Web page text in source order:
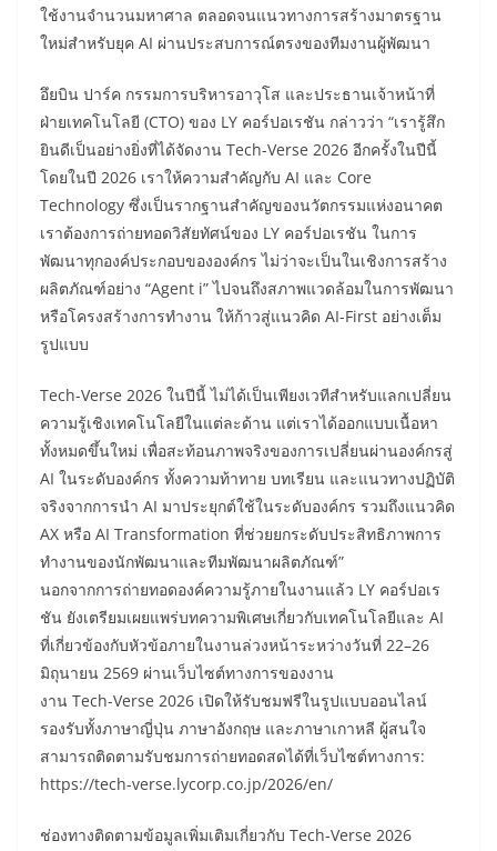
ใช้งานจำนวนมหาศาล ตลอดจนแนวทางการสร้างมาตรฐาน
ใหม่สำหรับยุค AI ผ่านประสบการณ์ตรงของทีมงานผู้พัฒนา
อึยบิน ปาร์ค กรรมการบริหารอาวุโส และประธานเจ้าหน้าที่
ฝ่ายเทคโนโลยี (CTO) ของ LY คอร์ปอเรชัน กล่าวว่า “เรารู้สึก
ยินดีเป็นอย่างยิ่งที่ได้จัดงาน Tech-Verse 2026 อีกครั้งในปีนี้
โดยในปี 2026 เราให้ความสำคัญกับ AI และ Core
Technology ซึ่งเป็นรากฐานสำคัญของนวัตกรรมแห่งอนาคต
เราต้องการถ่ายทอดวิสัยทัศน์ของ LY คอร์ปอเรชัน ในการ
พัฒนาทุกองค์ประกอบขององค์กร ไม่ว่าจะเป็นในเชิงการสร้าง
ผลิตภัณฑ์อย่าง “Agent i” ไปจนถึงสภาพแวดล้อมในการพัฒนา
หรือโครงสร้างการทำงาน ให้ก้าวสู่แนวคิด AI-First อย่างเต็ม
รูปแบบ
Tech-Verse 2026 ในปีนี้ ไม่ได้เป็นเพียงเวทีสำหรับแลกเปลี่ยน
ความรู้เชิงเทคโนโลยีในแต่ละด้าน แต่เราได้ออกแบบเนื้อหา
ทั้งหมดขึ้นใหม่ เพื่อสะท้อนภาพจริงของการเปลี่ยนผ่านองค์กรสู่
AI ในระดับองค์กร ทั้งความท้าทาย บทเรียน และแนวทางปฏิบัติ
จริงจากการนำ AI มาประยุกต์ใช้ในระดับองค์กร รวมถึงแนวคิด
AX หรือ AI Transformation ที่ช่วยยกระดับประสิทธิภาพการ
ทำงานของนักพัฒนาและทีมพัฒนาผลิตภัณฑ์”
นอกจากการถ่ายทอดองค์ความรู้ภายในงานแล้ว LY คอร์ปอเร
ชัน ยังเตรียมเผยแพร่บทความพิเศษเกี่ยวกับเทคโนโลยีและ AI
ที่เกี่ยวข้องกับหัวข้อภายในงานล่วงหน้าระหว่างวันที่ 22–26
มิถุนายน 2569 ผ่านเว็บไซต์ทางการของงาน
งาน Tech-Verse 2026 เปิดให้รับชมฟรีในรูปแบบออนไลน์
รองรับทั้งภาษาญี่ปุ่น ภาษาอังกฤษ และภาษาเกาหลี ผู้สนใจ
สามารถติดตามรับชมการถ่ายทอดสดได้ที่เว็บไซต์ทางการ:
https://tech-verse.lycorp.co.jp/2026/en/
ช่องทางติดตามข้อมูลเพิ่มเติมเกี่ยวกับ Tech-Verse 2026